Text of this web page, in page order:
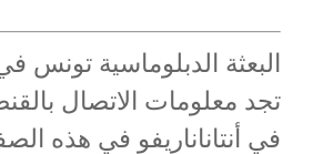
البعثة الدبلوماسية تونس
تجد معلومات الاتصال
في أنتاناناريفو في هذه